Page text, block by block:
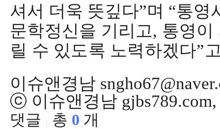
셔서 더욱 뜻깊다”며 “통영
문학정신을 기리고, 통영이
릴 수 있도록 노력하겠다”
이슈앤경남
ⓒ 이슈앤경남
댓글 총 0 개